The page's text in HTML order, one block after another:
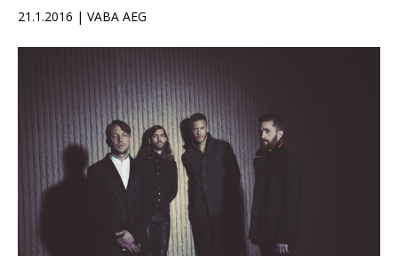
21.1.2016 | VABA AEG